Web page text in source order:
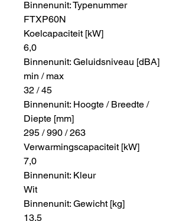
Binnenunit: Typenummer
FTXP60N
Koelcapaciteit [kW]
6,0
Binnenunit: Geluidsniveau [dBA]
min / max
32 / 45
Binnenunit: Hoogte / Breedte /
Diepte [mm]
295 / 990 / 263
Verwarmingscapaciteit [kW]
7,0
Binnenunit: Kleur
Wit
Binnenunit: Gewicht [kg]
13,5